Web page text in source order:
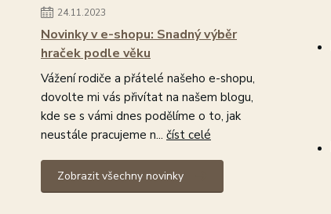
24.11.2023
Novinky v e-shopu: Snadný výběr
hraček podle věku
Vážení rodiče a přátelé našeho e-shopu,
dovolte mi vás přivítat na našem blogu,
kde se s vámi dnes podělíme o to, jak
neustále pracujeme n... číst celé
Zobrazit všechny novinky